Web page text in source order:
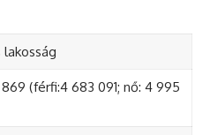
lakosság
(férfi:4 683 091; nő: 4 995